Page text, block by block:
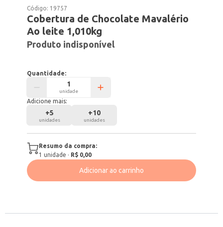
Código: 19757
Cobertura de Chocolate Mavalério
Ao leite 1,010kg
Produto indisponível
Quantidade:
unidade
Adicione mais:
+5
unidades
+10
unidades
Resumo da compra:
1 unidade · R$ 0,00
Adicionar ao carrinho